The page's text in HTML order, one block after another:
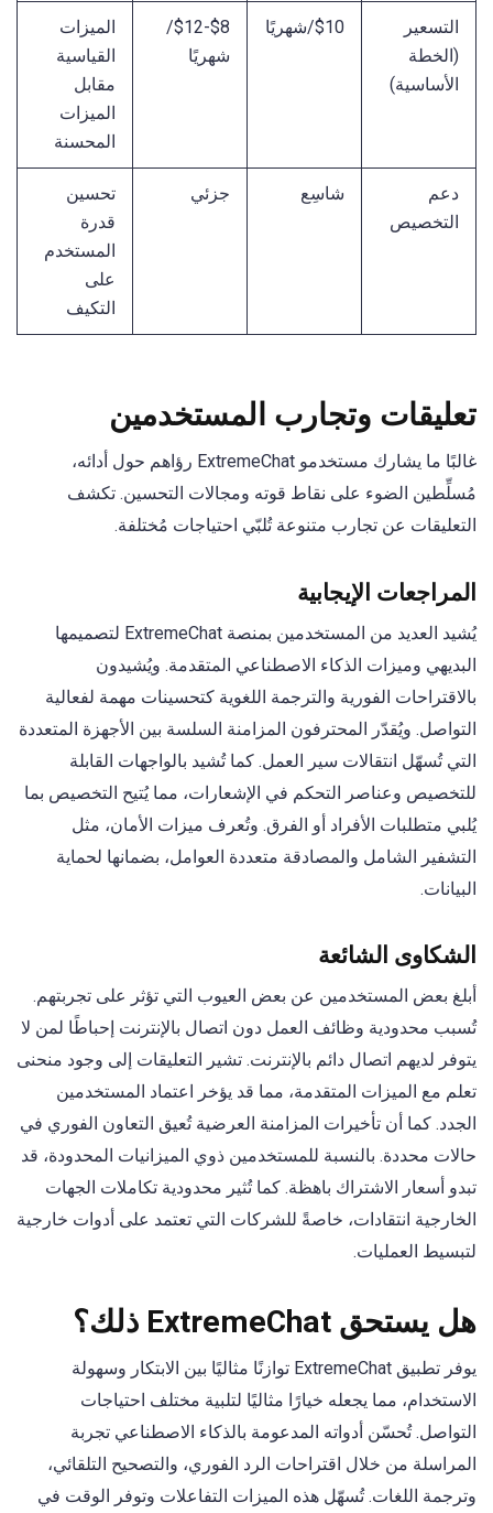
التسعير
(الخطة
الأساسية)
$10/شهريًا
$8-$12/
شهريًا
الميزات
القياسية
مقابل
الميزات
المحسنة
دعم
التخصيص
شاسِع جزئي
تحسين
قدرة
المستخدم
على
التكيف
تعليقات وتجارب المستخدمين
غالبًا ما يشارك مستخدمو ExtremeChat رؤاهم حول أدائه،
مُسلِّطين الضوء على نقاط قوته ومجالات التحسين. تكشف
التعليقات عن تجارب متنوعة تُلبّي احتياجات مُختلفة.
المراجعات الإيجابية
يُشيد العديد من المستخدمين بمنصة ExtremeChat لتصميمها
البديهي وميزات الذكاء الاصطناعي المتقدمة. ويُشيدون
بالاقتراحات الفورية والترجمة اللغوية كتحسينات مهمة لفعالية
التواصل. ويُقدّر المحترفون المزامنة السلسة بين الأجهزة المتعددة
التي تُسهّل انتقالات سير العمل. كما تُشيد بالواجهات القابلة
للتخصيص وعناصر التحكم في الإشعارات، مما يُتيح التخصيص بما
يُلبي متطلبات الأفراد أو الفرق. وتُعرف ميزات الأمان، مثل
التشفير الشامل والمصادقة متعددة العوامل، بضمانها لحماية
البيانات.
الشكاوى الشائعة
أبلغ بعض المستخدمين عن بعض العيوب التي تؤثر على تجربتهم.
تُسبب محدودية وظائف العمل دون اتصال بالإنترنت إحباطًا لمن لا
يتوفر لديهم اتصال دائم بالإنترنت. تشير التعليقات إلى وجود منحنى
تعلم مع الميزات المتقدمة، مما قد يؤخر اعتماد المستخدمين
الجدد. كما أن تأخيرات المزامنة العرضية تُعيق التعاون الفوري في
حالات محددة. بالنسبة للمستخدمين ذوي الميزانيات المحدودة، قد
تبدو أسعار الاشتراك باهظة. كما تُثير محدودية تكاملات الجهات
الخارجية انتقادات، خاصةً للشركات التي تعتمد على أدوات خارجية
لتبسيط العمليات.
هل يستحق ExtremeChat ذلك؟
يوفر تطبيق ExtremeChat توازنًا مثاليًا بين الابتكار وسهولة
الاستخدام، مما يجعله خيارًا مثاليًا لتلبية مختلف احتياجات
التواصل. تُحسّن أدواته المدعومة بالذكاء الاصطناعي تجربة
المراسلة من خلال اقتراحات الرد الفوري، والتصحيح التلقائي،
وترجمة اللغات. تُسهّل هذه الميزات التفاعلات وتوفر الوقت في